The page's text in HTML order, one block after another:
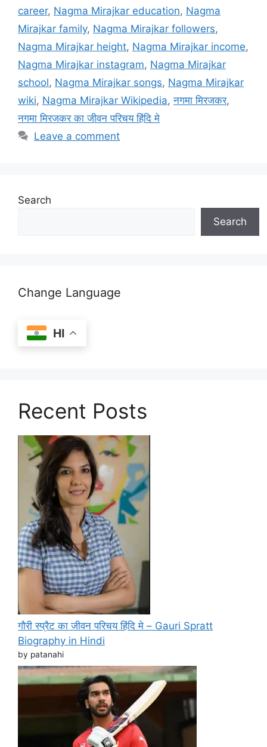
career, Nagma Mirajkar education, Nagma
Mirajkar family, Nagma Mirajkar followers,
Nagma Mirajkar height, Nagma Mirajkar income,
Nagma Mirajkar instagram, Nagma Mirajkar
school, Nagma Mirajkar songs, Nagma Mirajkar
wiki, Nagma Mirajkar Wikipedia,नगमा मिरजकर,
नगमा मिरजकर का जीवन परिचय हिंदि मे
Leave a comment
Search
Search
Change Language
HI
Recent Posts
गौरी स्प्रैट का जीवन परिचय हिंदि मे – Gauri Spratt
Biography in Hindi
by patanahi